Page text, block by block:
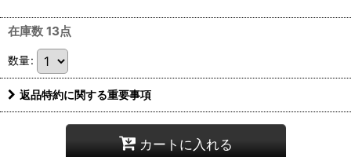
在庫数 13点
数量:
返品特約に関する重要事項
カートに入れる